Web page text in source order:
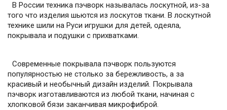
В России техника пэчворк называлась лоскутной, из-за
того что изделия шьются из лоскутов ткани. В лоскутной
технике шили на Руси игрушки для детей, одеяла,
покрывала и подушки с прихватками.
Современные покрывала пэчворк пользуются
популярностью не столько за бережливость, а за
красивый и необычный дизайн изделий. Покрывала
пэчворк изготавливаются из любой ткани, начиная с
хлопковой бязи заканчивая микрофиброй.